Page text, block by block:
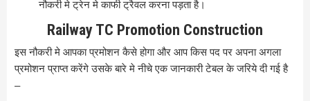
नौकरी मे ट्रेन मे काफी ट्रैवल करना पड़ता है।
Railway TC Promotion Construction
इस नौकरी मे आपका प्रमोशन कैसे होगा और आप किस पद पर अपना अगला
प्रमोशन प्राप्त करेंगे उसके बारे मे नीचे एक जानकारी टेबल के जरिये दी गई है
–